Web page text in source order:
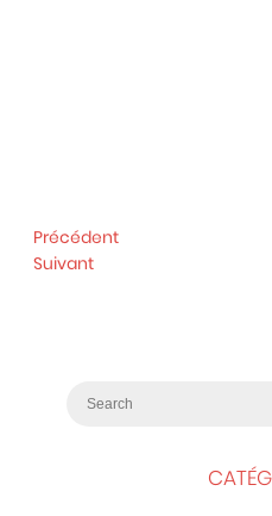
Précédent
Suivant